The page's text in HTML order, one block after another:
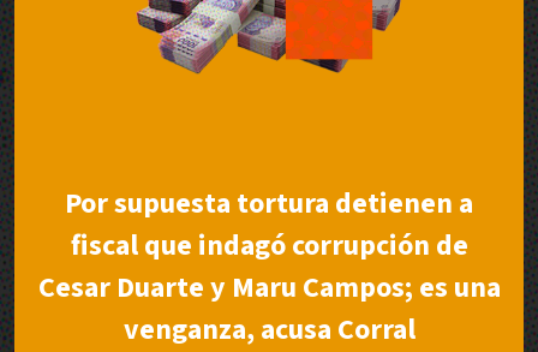
Por supuesta tortura detienen a
fiscal que indagó corrupción de
Cesar Duarte y Maru Campos; es una
venganza, acusa Corral